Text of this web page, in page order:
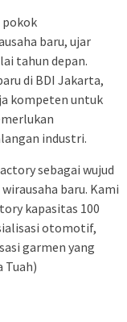
pokok
baru, ujar
tahun depan.
di BDI Jakarta,
kompeten untuk
industri.
sebagai wujud
baru. Kami
kapasitas 100
otomotif,
garmen yang
Tuah)